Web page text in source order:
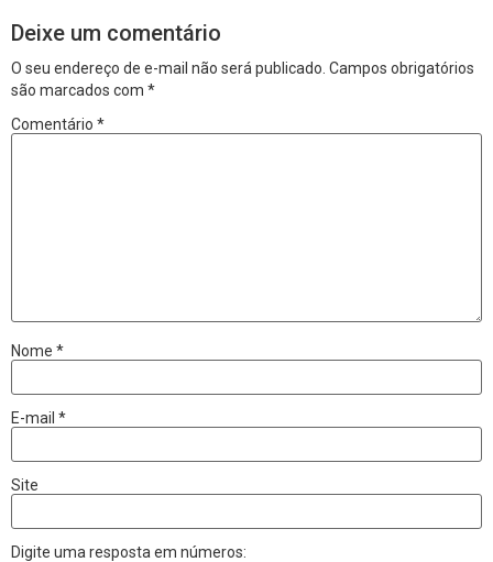
Deixe um comentário
O seu endereço de e-mail não será publicado. Campos obrigatórios
são marcados com *
Comentário *
Nome *
E-mail *
Site
Digite uma resposta em números: